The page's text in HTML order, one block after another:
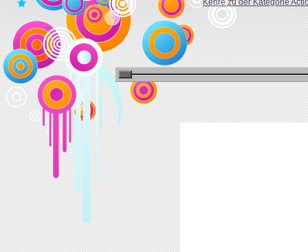
Kehre zu der Kategorie